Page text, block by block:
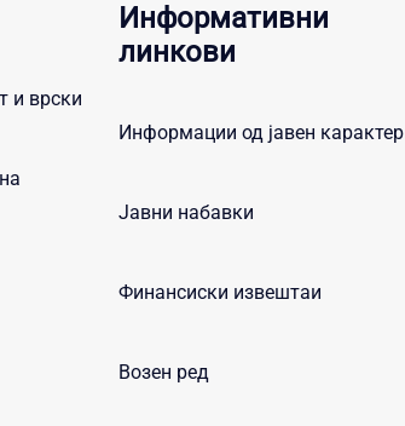
и врски
Информативни
линкови
Информации од јавен карактер
Јавни набавки
Финансиски извештаи
Возен ред